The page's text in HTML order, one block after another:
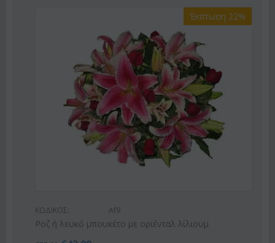
Έκπτωση 22%
ΚΩΔΙΚΟΣ: Af9
Ροζ ή λευκό μπουκέτο με οριένταλ λίλιουμ